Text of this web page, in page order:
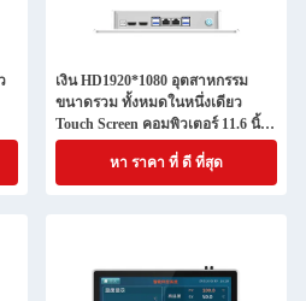
เงิน HD1920*1080 อุตสาหกรรม
ขนาดรวม ทั้งหมดในหนึ่งเดียว
Touch Screen คอมพิวเตอร์ 11.6 นิ้ว
ด้วย Window OS
หา ราคา ที่ ดี ที่สุด